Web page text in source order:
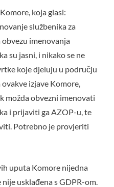
koja glasi:
službenika za
imenovanja
su jasni, i nikako se ne
koje djeluju u području
izjave Komore,
možda obvezni imenovati
i prijaviti ga AZOP-u, te
Potrebno je provjeriti
uputa Komore nijedna
usklađena s GDPR-om.